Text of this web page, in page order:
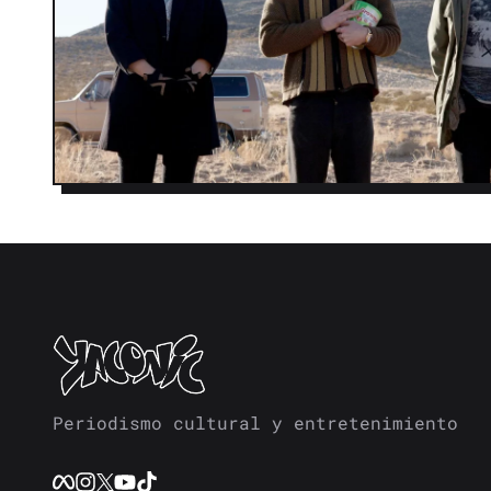
Periodismo cultural y entretenimiento